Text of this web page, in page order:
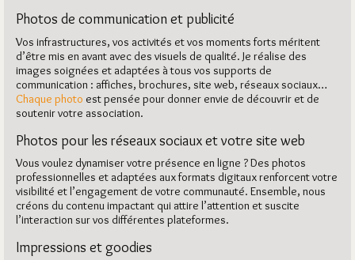
Photos de communication et publicité
Vos infrastructures, vos activités et vos moments forts méritent
d’être mis en avant avec des visuels de qualité. Je réalise des
images soignées et adaptées à tous vos supports de
communication : affiches, brochures, site web, réseaux sociaux…
Chaque photo est pensée pour donner envie de découvrir et de
soutenir votre association.
Photos pour les réseaux sociaux et votre site web
Vous voulez dynamiser votre présence en ligne ? Des photos
professionnelles et adaptées aux formats digitaux renforcent votre
visibilité et l’engagement de votre communauté. Ensemble, nous
créons du contenu impactant qui attire l’attention et suscite
l’interaction sur vos différentes plateformes.
Impressions et goodies